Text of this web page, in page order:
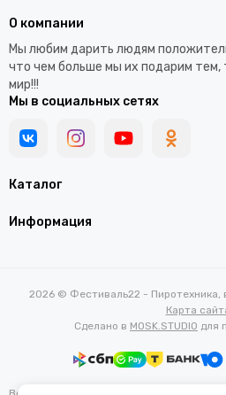
Каталог
Информация
О компании
Мы любим дарить людям
что чем больше мы их подарим
мир!!!
Мы в социальных сетях
2026 © Фестиваль22 - Пиротехника,
Карта
Сделано в MOSK.STUDIO для